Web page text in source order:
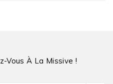
Vous À La Missive !